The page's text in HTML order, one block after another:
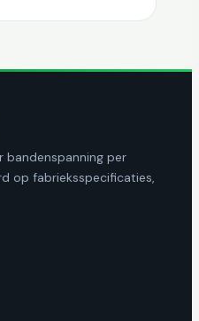
bandenspanning per
op fabrieksspecificaties,